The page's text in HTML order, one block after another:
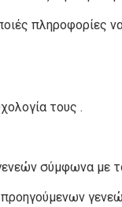
πληροφορίες
τους .
σύμφωνα με